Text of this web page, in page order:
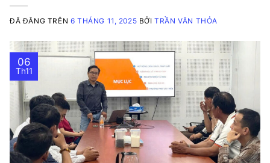
ĐÃ ĐĂNG TRÊN 6 THÁNG 11, 2025 BỞITRẦN VĂN THỎA
06
Th11